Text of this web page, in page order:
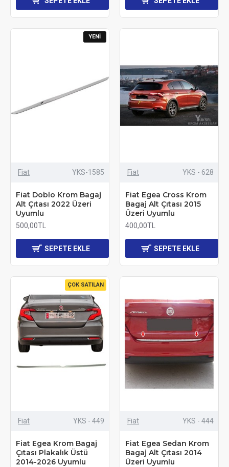
YENI
Fiat YKS-1585
Fiat Doblo Krom Bagaj
Alt Çıtası 2022 Üzeri
Uyumlu
500,00TL
SEPETE EKLE
Fiat YKS - 628
Fiat Egea Cross Krom
Bagaj Alt Çıtası 2015
Üzeri Uyumlu
400,00TL
SEPETE EKLE
ÇOK SATILAN
Fiat YKS - 449
Fiat Egea Krom Bagaj
Çıtası Plakalık Üstü
2014-2026 Uyumlu
Fiat YKS - 444
Fiat Egea Sedan Krom
Bagaj Alt Çıtası 2014
Üzeri Uyumlu